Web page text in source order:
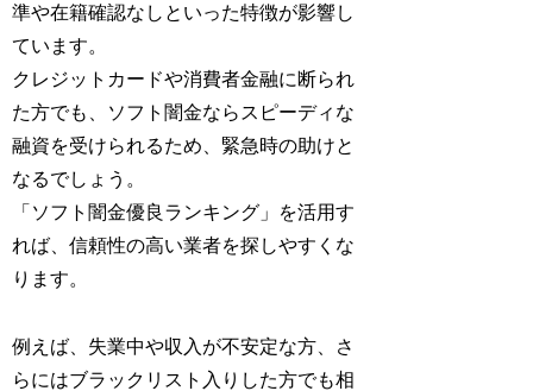
準や在籍確認なしといった特徴が影響し
ています。
クレジットカードや消費者金融に断られ
た方でも、ソフト闇金ならスピーディな
融資を受けられるため、緊急時の助けと
なるでしょう。
「ソフト闇金優良ランキング」を活用す
れば、信頼性の高い業者を探しやすくな
ります。
例えば、失業中や収入が不安定な方、さ
らにはブラックリスト入りした方でも相